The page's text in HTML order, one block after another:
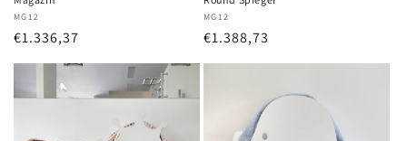
Anbieter:
MG12
Normaler
€1.336,37
Anbieter:
MG12
Normaler
€1.388,73